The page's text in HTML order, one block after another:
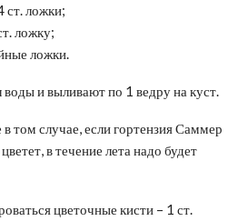
ст. ложки;
ложку;
ложки.
и выливают по 1 ведру на куст.
том случае, если гортензия Саммер
в течение лета надо будет
цветочные кисти – 1 ст.